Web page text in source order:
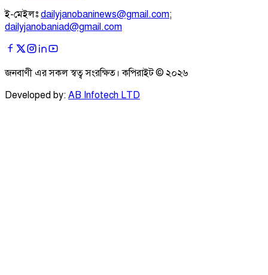
ই-মেইলঃ dailyjanobaninews@gmail.com;
dailyjanobaniad@gmail.com
জনবাণী এর সকল স্বত্ব সংরক্ষিত। কপিরাইট © ২০২৬
Developed by: AB Infotech LTD